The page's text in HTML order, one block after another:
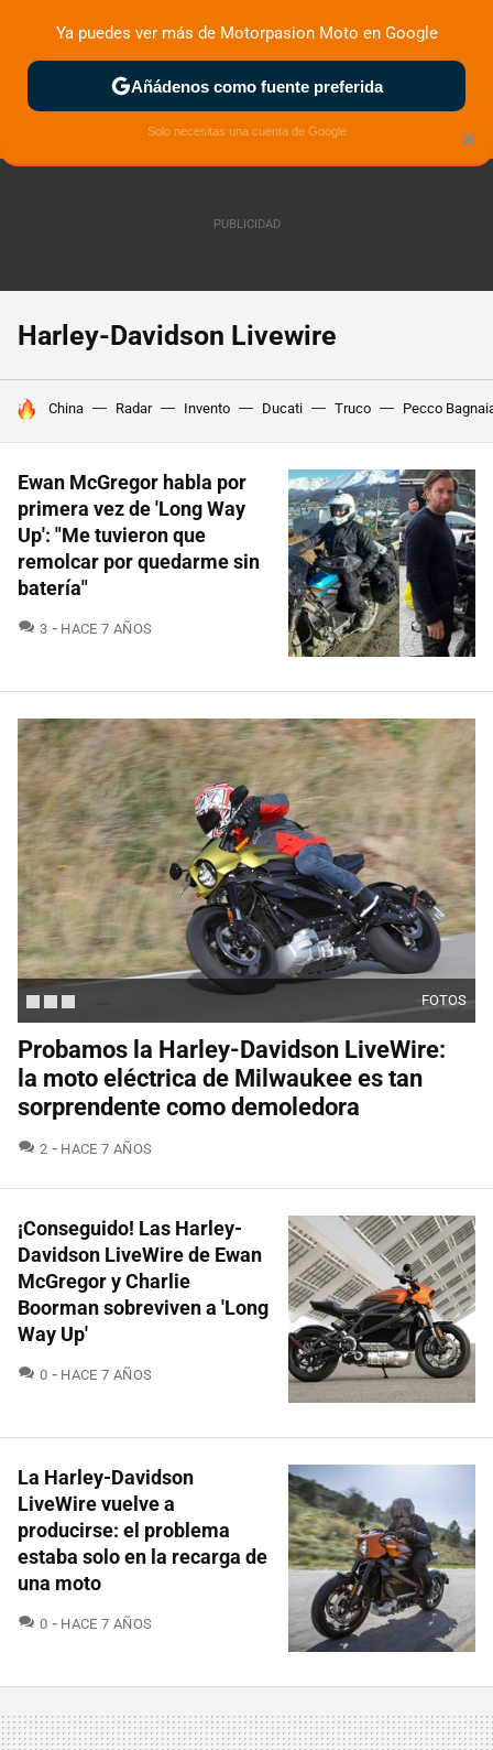
ZONA DE PRUEBAS DEPORTIVAS MOTOS ELÉCTRICAS
Harley-Davidson Livewire
HOY SE HABLA DE
China Radar Invento Ducati Truco Pecco
Ewan McGregor habla por
primera vez de 'Long Way
Up': "Me tuvieron que
remolcar por quedarme sin
batería"
3 COMENTARIOS
HACE 7 AÑOS
FOTOS
Probamos la Harley-Davidson LiveWire:
la moto eléctrica de Milwaukee es tan
sorprendente como demoledora
2 COMENTARIOS
HACE 7 AÑOS
¡Conseguido! Las Harley-
Davidson LiveWire de Ewan
McGregor y Charlie
Boorman sobreviven a 'Long
Way Up'
0 COMENTARIOS
HACE 7 AÑOS
La Harley-Davidson
LiveWire vuelve a
producirse: el problema
estaba solo en la recarga de
una moto
0 COMENTARIOS
HACE 7 AÑOS
×
Ya puedes ver más de Motorpasion Moto en Google
Añádenos como fuente preferida
Solo necesitas una cuenta de Google